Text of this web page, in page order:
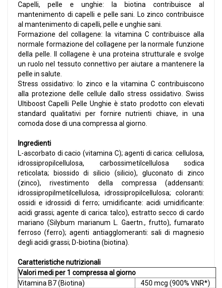
Capelli, pelle e unghie: la biotina contribuisce al
mantenimento di capelli e pelle sani. Lo zinco contribuisce
al mantenimento di capelli, pelle e unghie sani.
Formazione del collagene: la vitamina C contribuisce alla
normale formazione del collagene per la normale funzione
della pelle. Il collagene è una proteina strutturale e svolge
un ruolo nel tessuto connettivo per aiutare a mantenere la
pelle in salute.
Stress ossidativo: lo zinco e la vitamina C contribuiscono
alla protezione delle cellule dallo stress ossidativo. Swiss
Ultiboost Capelli Pelle Unghie è stato prodotto con elevati
standard qualitativi per fornire nutrienti chiave, in una
comoda dose di una compressa al giorno.
Ingredienti
L-ascorbato di cacio (vitamina C); agenti di carica: cellulosa,
idrossipropilcellulosa, carbossimetilcellulosa sodica
reticolata; biossido di silicio (silicio), gluconato di zinco
(zinco), rivestimento della compressa (addensanti:
idrossipropilmetilcellulosa, idrossipropilcellulosa; coloranti:
ossidi e idrossidi di ferro; umidificante: acidi umidificante:
acidi grassi; agente di carica: talco), estratto secco di cardo
mariano (Silybum marianum L. Gaertn., frutto), fumarato
ferroso (ferro); agenti antiagglomeranti: sali di magnesio
degli acidi grassi; D-biotina (biotina).
Caratteristiche nutrizionali
Valori medi per 1 compressa al giorno
Vitamina B7 (Biotina)
450 mcg (900% VNR*)